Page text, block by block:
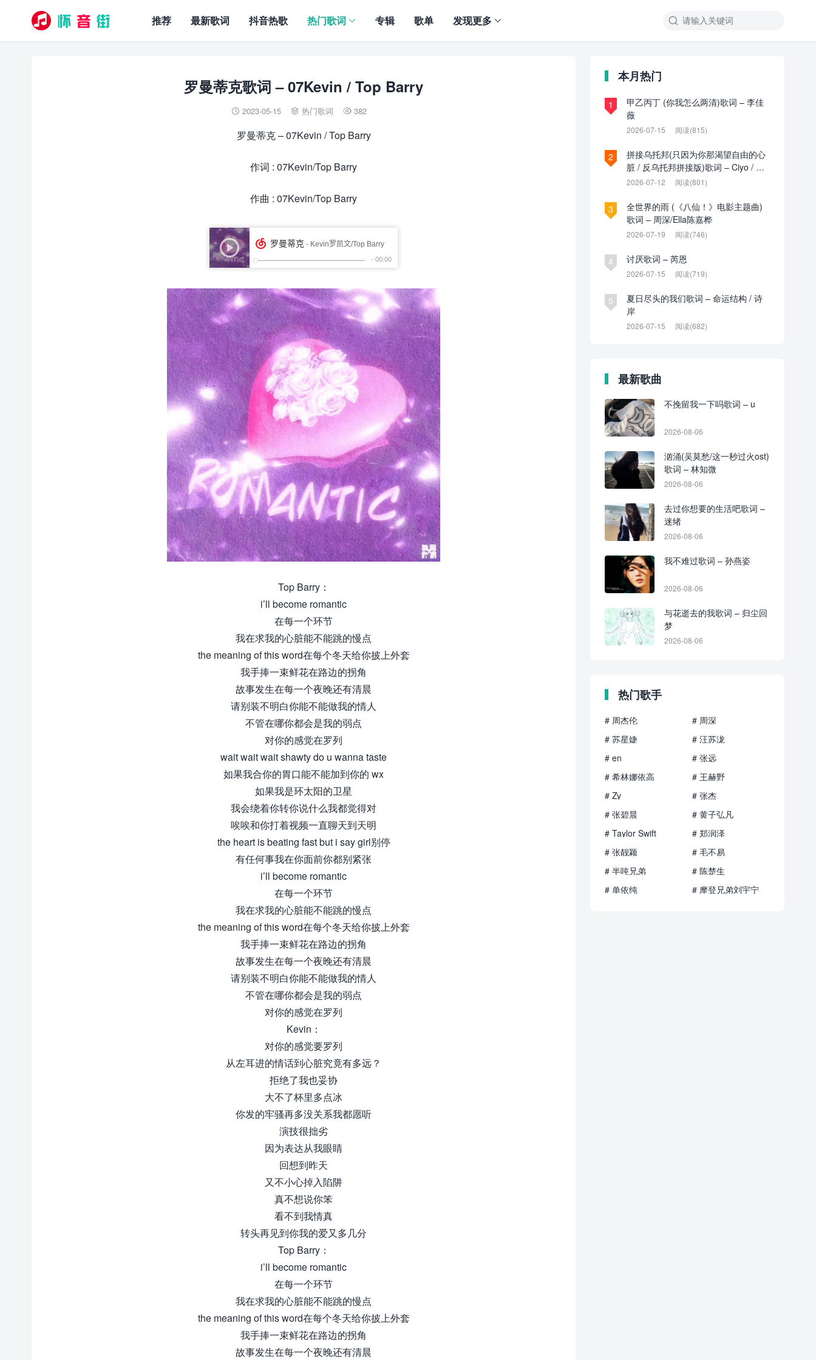

推荐 最新歌词 抖音热歌 热门歌词 专辑 歌单 发现更多
罗曼蒂克歌词 – 07Kevin / Top Barry
 2023-05-15  热门歌词  382
罗曼蒂克 – 07Kevin / Top Barry
作词 : 07Kevin/Top Barry
作曲 : 07Kevin/Top Barry
Top Barry：
i’ll become romantic
在每一个环节
我在求我的心脏能不能跳的慢点
the meaning of this word在每个冬天给你披上外套
我手捧一束鲜花在路边的拐角
故事发生在每一个夜晚还有清晨
请别装不明白你能不能做我的情人
不管在哪你都会是我的弱点
对你的感觉在罗列
wait wait wait shawty do u wanna taste
如果我合你的胃口能不能加到你的 wx
如果我是环太阳的卫星
我会绕着你转你说什么我都觉得对
唉唉和你打着视频一直聊天到天明
the heart is beating fast but i say girl别停
有任何事我在你面前你都别紧张
i’ll become romantic
在每一个环节
我在求我的心脏能不能跳的慢点
the meaning of this word在每个冬天给你披上外套
我手捧一束鲜花在路边的拐角
故事发生在每一个夜晚还有清晨
请别装不明白你能不能做我的情人
不管在哪你都会是我的弱点
对你的感觉在罗列
Kevin：
对你的感觉要罗列
从左耳进的情话到心脏究竟有多远？
拒绝了我也妥协
大不了杯里多点冰
你发的牢骚再多没关系我都愿听
演技很拙劣
因为表达从我眼睛
回想到昨天
又不小心掉入陷阱
真不想说你笨
看不到我情真
转头再见到你我的爱又多几分
Top Barry：
i’ll become romantic
在每一个环节
我在求我的心脏能不能跳的慢点
the meaning of this word在每个冬天给你披上外套
我手捧一束鲜花在路边的拐角
故事发生在每一个夜晚还有清晨
本月热门
1
甲乙丙丁 (你我怎么两清)歌词 – 李佳
薇
2026-07-15 阅读(815)
2
拼接乌托邦(只因为你那渴望自由的心
脏 / 反乌托邦拼接版)歌词 – Ciyo / 见
过夏天P / 乌托邦P
2026-07-12 阅读(801)
3
全世界的雨 (《八仙！》电影主题曲)
歌词 – 周深/Ella陈嘉桦
2026-07-19 阅读(746)
4 讨厌歌词 – 芮恩
2026-07-15 阅读(719)
5
夏日尽头的我们歌词 – 命运结构 / 诗
岸
2026-07-15 阅读(682)
最新歌曲
不挽留我一下吗歌词 – u
2026-08-06
汹涌(吴莫愁/这一秒过火ost)
歌词 – 林知微
2026-08-06
去过你想要的生活吧歌词 –
迷绪
2026-08-06
我不难过歌词 – 孙燕姿
2026-08-06
与花逝去的我歌词 – 归尘回
梦
2026-08-06
热门歌手
# 周杰伦
# 周深
# 苏星婕
# 汪苏泷
# en
# 张远
# 希林娜依高
# 王赫野
# Zy
# 张杰
# 张碧晨
# 黄子弘凡
# Taylor Swift
# 郑润泽
# 张靓颖
# 毛不易
# 半吨兄弟
# 陈楚生
# 单依纯
# 摩登兄弟刘宇宁